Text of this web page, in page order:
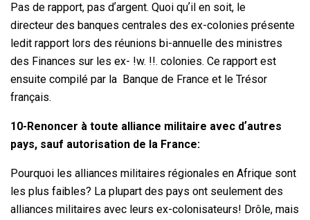
Pas de rapport, pas dʼargent. Quoi quʼil en soit, le
directeur des banques centrales des ex-colonies présente
ledit rapport lors des réunions bi-annuelle des ministres
des Finances sur les ex- !w. !!. colonies. Ce rapport est
ensuite compilé par la Banque de France et le Trésor
français.
10-Renoncer à toute alliance militaire avec dʼautres
pays, sauf autorisation de la France:
Pourquoi les alliances militaires régionales en Afrique sont
les plus faibles? La plupart des pays ont seulement des
alliances militaires avec leurs ex-colonisateurs! Drôle, mais